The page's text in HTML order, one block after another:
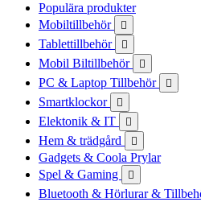
Populära produkter
Mobiltillbehör

Tablettillbehör 
Mobil Biltillbehör 
PC & Laptop Tillbehör 
Smartklockor 
Elektonik & IT 
Hem & trädgård 
Gadgets & Coola Prylar
Spel & Gaming

Bluetooth & Hörlurar &